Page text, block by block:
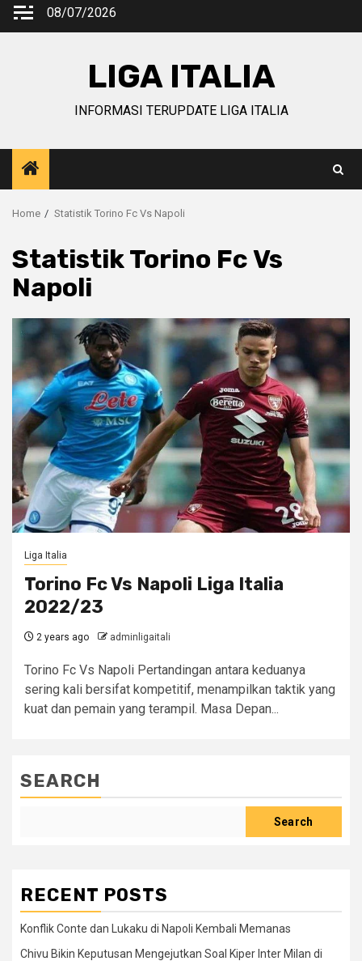
Skip
08/07/2026
LIGA ITALIA
INFORMASI TERUPDATE LIGA ITALIA
Home Statistik Torino Fc Vs Napoli
Statistik Torino Fc Vs
Napoli
Liga Italia
Torino Fc Vs Napoli Liga Italia
2022/23
2 years ago adminligaitali
Torino Fc Vs Napoli Pertandingan antara keduanya
sering kali bersifat kompetitif, menampilkan taktik yang
kuat dan pemain yang terampil. Masa Depan...
SEARCH
Search
RECENT POSTS
Konflik Conte dan Lukaku di Napoli Kembali Memanas
Chivu Bikin Keputusan Mengejutkan Soal Kiper Inter Milan di